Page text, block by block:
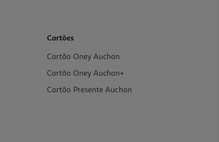
Cartões
Cartão Oney Auchan
Cartão Oney Auchan+
Cartão Presente Auchan